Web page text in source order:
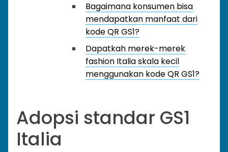
Bagaimana konsumen bisa
mendapatkan manfaat dari
kode QR GS1?
Dapatkah merek-merek
fashion Italia skala kecil
menggunakan kode QR GS1?
Adopsi standar GS1
Italia